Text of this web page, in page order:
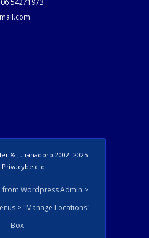
& Julianadorp 2002- 2025 -
Privacybeleid
from Wordpress Admin >
> "Manage Locations"
Box